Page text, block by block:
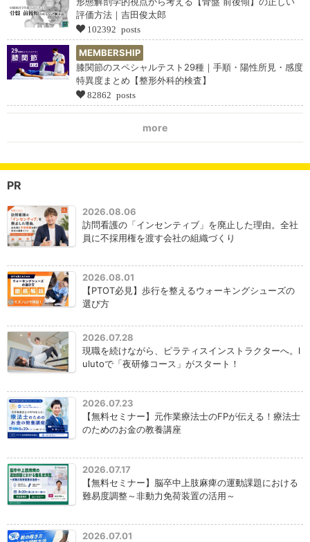
評価方法｜吉田俊太郎
102392 posts
MEMBERSHIP
膝関節のスペシャルテスト29種｜手順・陽性所見・感度
特異度まとめ【整形外科的検査】
82862 posts
more
PR
2026.08.06
訪問看護の「インセンティブ」を廃止した理由。全社
員に不採用権を渡す会社の組織づくり
2026.08.01
【PTOT必見】歩行を整えるウォーキングシューズの
選び方
2026.07.28
現職を続けながら、ピラティスインストラクターへ。l
ulutoで「夜研修コース」がスタート！
2026.07.23
【無料セミナー】元作業療法士のFPが伝える！療法士
のためのお金の教養講座
2026.07.17
【無料セミナー】脳卒中上肢麻痺の運動課題における
難易度調整～非動力免荷装置の活用～
2026.07.01